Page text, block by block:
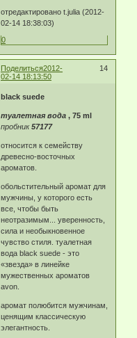
отредактировано t.julia (2012-
02-14 18:38:03)
0
Поделиться 14
2012-
02-14 18:13:50
black suede
туалетная вода , 75 ml
пробник57177
относится к семейству
древесно-восточных
ароматов.
обольстительный аромат для
мужчины, у которого есть
все, чтобы быть
неотразимым... уверенность,
сила и необыкновенное
чувство стиля. туалетная
вода black suede - это
«звезда» в линейке
мужественных ароматов
avon.
аромат полюбится мужчинам,
ценящим классическую
элегантность.